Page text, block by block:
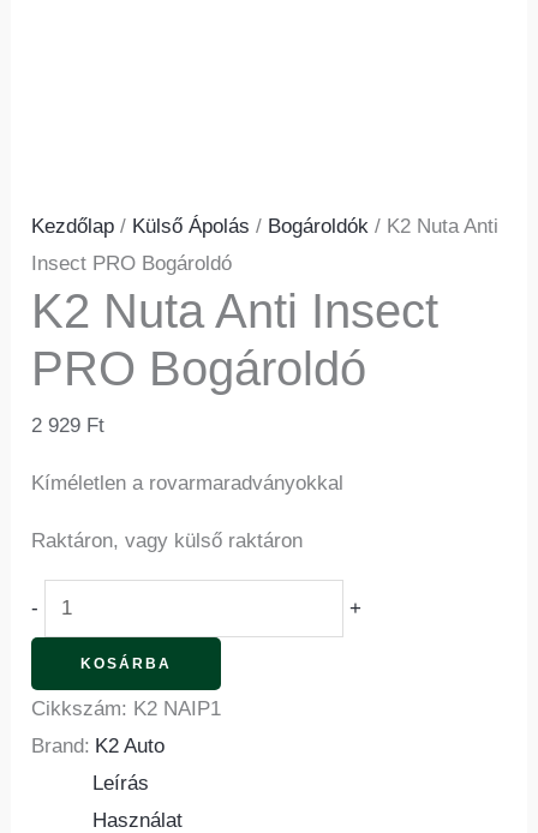
Kezdőlap / Külső Ápolás / Bogároldók / K2 Nuta Anti
Insect PRO Bogároldó
K2 Nuta Anti Insect
PRO Bogároldó
2 929 Ft
Kíméletlen a rovarmaradványokkal
Raktáron, vagy külső raktáron
- +
KOSÁRBA
Cikkszám: K2 NAIP1
Brand: K2 Auto
Leírás
Használat